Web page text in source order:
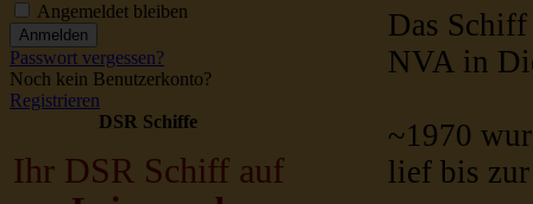
Angemeldet bleiben
Passwort vergessen?
Noch kein Benutzerkonto?
Registrieren
DSR Schiffe
Ihr DSR Schiff auf
Das
NVA in
~1970
lief bis